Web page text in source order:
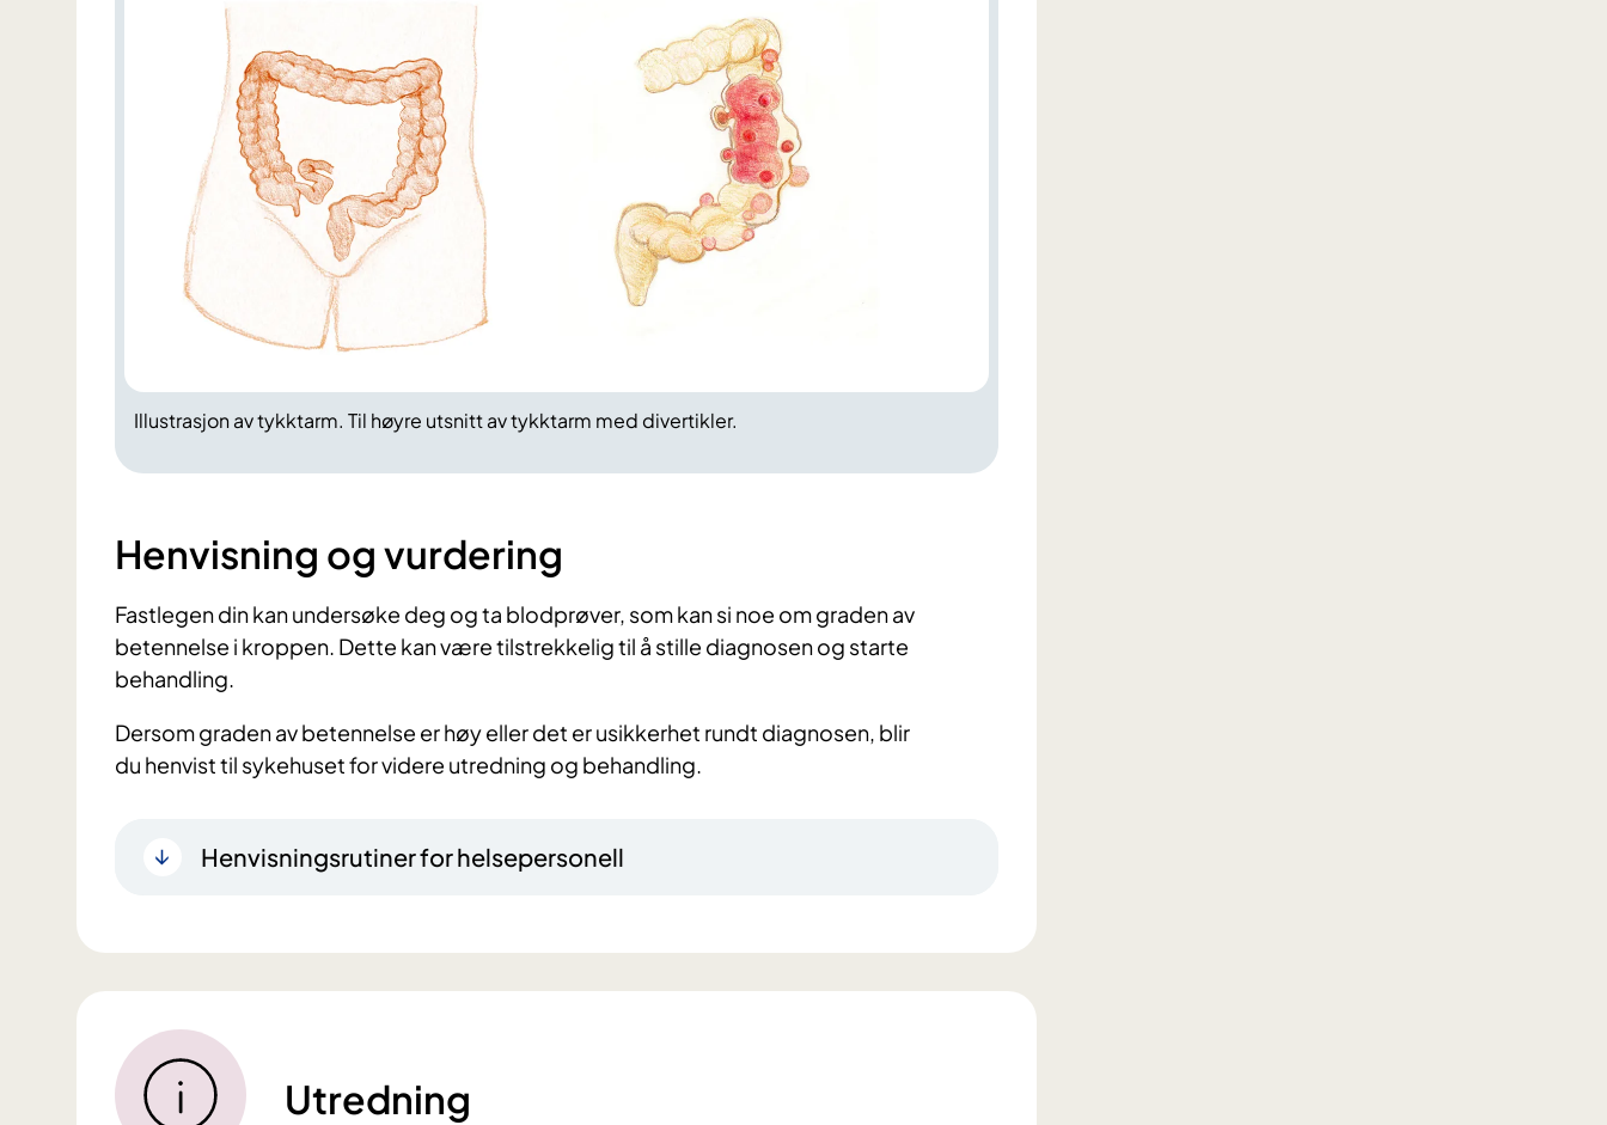
Illustrasjon av tykktarm. Til høyre utsnitt av tykktarm med divertikler.
Henvisning og vurdering
Fastlegen din kan undersøke deg og ta blodprøver, som kan si noe om graden av
betennelse i kroppen. Dette kan være tilstrekkelig til å stille diagnosen og starte
behandling.
Dersom graden av betennelse er høy eller det er usikkerhet rundt diagnosen, blir
du henvist til sykehuset for videre utredning og behandling.
Henvisningsrutiner for helsepersonell
Utredning